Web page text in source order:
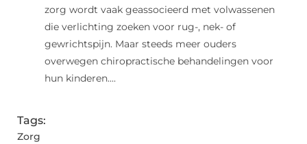
zorg wordt vaak geassocieerd met volwassenen
die verlichting zoeken voor rug-, nek- of
gewrichtspijn. Maar steeds meer ouders
overwegen chiropractische behandelingen voor
hun kinderen....
Tags:
Zorg